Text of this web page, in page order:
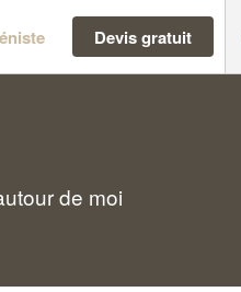
Devis gratuit
de moi